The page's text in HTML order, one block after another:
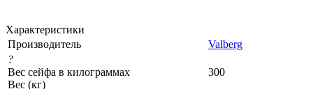
Характеристики
Производитель
Valberg
?
Вес сейфа в килограммах
Вес (кг)
300